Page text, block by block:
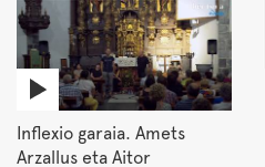
Inflexio garaia. Amets
Arzallus eta Aitor